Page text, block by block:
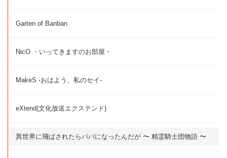
Garten of Banban
NicO ・いってきますのお部屋・
MakeS -おはよう、私のセイ-
eXtend(文化放送エクステンド)
異世界に飛ばされたらパパになったんだが 〜 精霊騎士団物語 〜